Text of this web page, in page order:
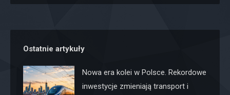
Ostatnie artykuły
Nowa era kolei w Polsce. Rekordowe
inwestycje zmieniają transport i